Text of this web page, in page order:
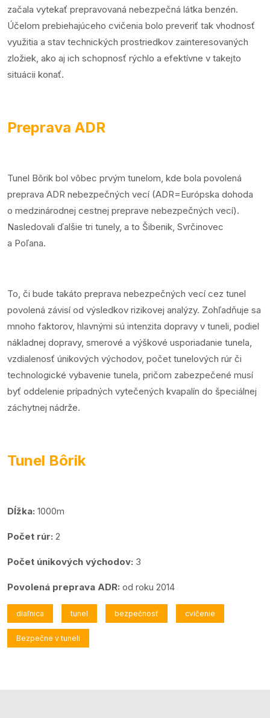
začala vytekať prepravovaná nebezpečná látka benzén.
Účelom prebiehajúceho cvičenia bolo preveriť tak vhodnosť
využitia a stav technických prostriedkov zainteresovaných
zložiek, ako aj ich schopnosť rýchlo a efektívne v takejto
situácii konať.
Preprava ADR
Tunel Bôrik bol vôbec prvým tunelom, kde bola povolená
preprava ADR nebezpečných vecí (ADR=Európska dohoda
o medzinárodnej cestnej preprave nebezpečných vecí).
Nasledovali ďalšie tri tunely, a to Šibenik, Svrčinovec
a Poľana.
To, či bude takáto preprava nebezpečných vecí cez tunel
povolená závisí od výsledkov rizikovej analýzy. Zohľadňuje sa
mnoho faktorov, hlavnými sú intenzita dopravy v tuneli, podiel
nákladnej dopravy, smerové a výškové usporiadanie tunela,
vzdialenosť únikových východov, počet tunelových rúr či
technologické vybavenie tunela, pričom zabezpečené musí
byť oddelenie prípadných vytečených kvapalín do špeciálnej
záchytnej nádrže.
Tunel Bôrik
Dĺžka: 1000m
Počet rúr: 2
Počet únikových východov: 3
Povolená preprava ADR: od roku 2014
diaľnica tunel bezpečnosť cvičenie
Bezpečne v tuneli